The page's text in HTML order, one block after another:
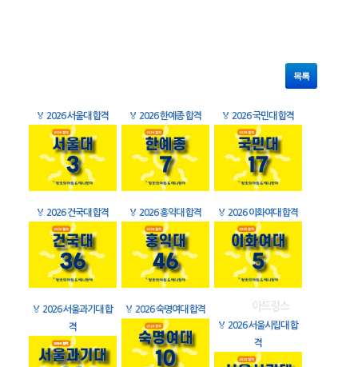
목록
🏅 2026 서울대 합격 🏅 2026 한예종 합격 🏅 2026 국민대 합격
🏅 2026 건국대 합격 🏅 2026 홍익대 합격 🏅 2026 이화여대 합격
🏅 2026 서울과기대 합
격
🏅 2026 숙명여대 합격
🏅 2026 서울시립대 합
격